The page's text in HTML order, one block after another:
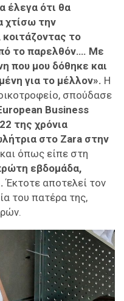
έλεγα ότι θα
χτίσω την
το
το παρελθόν…. Με
που μου δόθηκε και
για το μέλλον». Η
σπούδασε
Business
της χρόνια
στο Zara στην
όπως είπε στη
εβδομάδα,
Έκτοτε αποτελεί τον
του πατέρα της,